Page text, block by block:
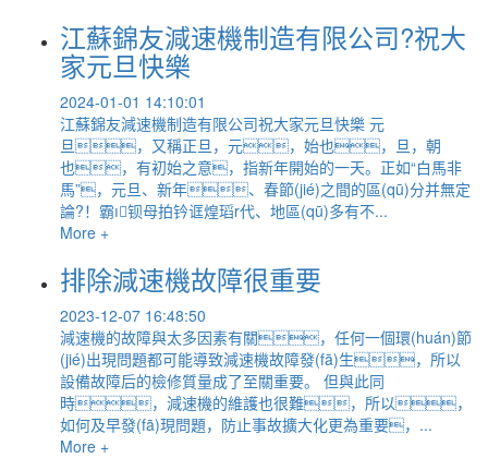
江蘇錦友減速機制造有限公司?祝大
家元旦快樂
2024-01-01 14:10:01
江蘇錦友減速機制造有限公司祝大家元旦快樂 元
旦，又稱正旦，元，始也，旦，朝
也，有初始之意，指新年開始的一天。正如“白馬非
馬”，元旦、新年、春節(jié)之間的區(qū)分并無定
論?！霸钡母拍钤诓煌瑫r代、地區(qū)多有不...
More +
排除減速機故障很重要
2023-12-07 16:48:50
減速機的故障與太多因素有關，任何一個環(huán)節
(jié)出現問題都可能導致減速機故障發(fā)生，所以
設備故障后的檢修質量成了至關重要。 但與此同
時，減速機的維護也很難，所以，
如何及早發(fā)現問題，防止事故擴大化更為重要，...
More +